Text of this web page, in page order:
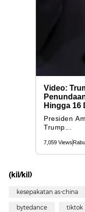
(kil/kil)
kesepakatan as-china
bytedance tiktok